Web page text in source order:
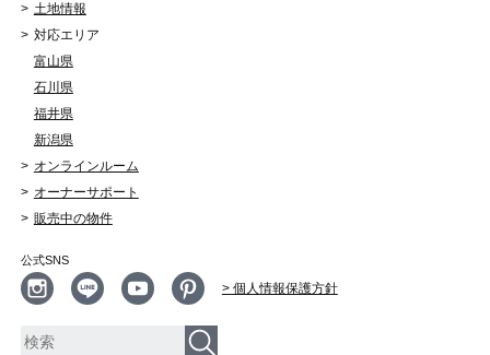
土地情報
対応エリア
富山県
石川県
福井県
新潟県
オンラインルーム
オーナーサポート
販売中の物件
公式SNS
> 個人情報保護方針